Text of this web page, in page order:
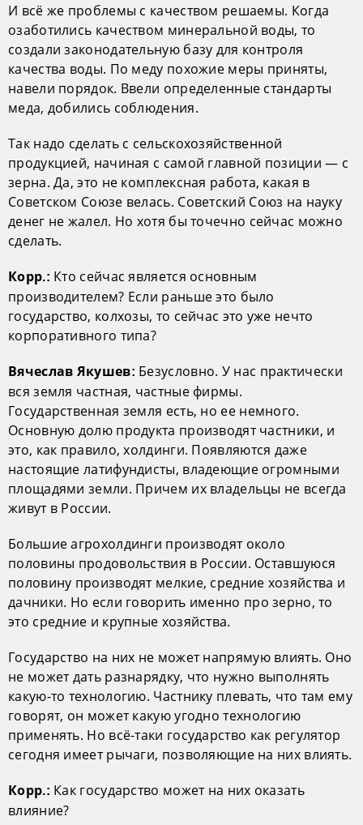
И всё же проблемы с качеством решаемы. Когда
озаботились качеством минеральной воды, то
создали законодательную базу для контроля
качества воды. По меду похожие меры приняты,
навели порядок. Ввели определенные стандарты
меда, добились соблюдения.
Так надо сделать с сельскохозяйственной
продукцией, начиная с самой главной позиции — с
зерна. Да, это не комплексная работа, какая в
Советском Союзе велась. Советский Союз на науку
денег не жалел. Но хотя бы точечно сейчас можно
сделать.
Корр.: Кто сейчас является основным
производителем? Если раньше это было
государство, колхозы, то сейчас это уже нечто
корпоративного типа?
Вячеслав Якушев: Безусловно. У нас практически
вся земля частная, частные фирмы.
Государственная земля есть, но ее немного.
Основную долю продукта производят частники, и
это, как правило, холдинги. Появляются даже
настоящие латифундисты, владеющие огромными
площадями земли. Причем их владельцы не всегда
живут в России.
Большие агрохолдинги производят около
половины продовольствия в России. Оставшуюся
половину производят мелкие, средние хозяйства и
дачники. Но если говорить именно про зерно, то
это средние и крупные хозяйства.
Государство на них не может напрямую влиять. Оно
не может дать разнарядку, что нужно выполнять
какую-то технологию. Частнику плевать, что там ему
говорят, он может какую угодно технологию
применять. Но всё-таки государство как регулятор
сегодня имеет рычаги, позволяющие на них влиять.
Корр.: Как государство может на них оказать
влияние?